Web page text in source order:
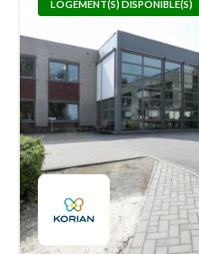
LOGEMENT(S) DISPONIBLE(S)